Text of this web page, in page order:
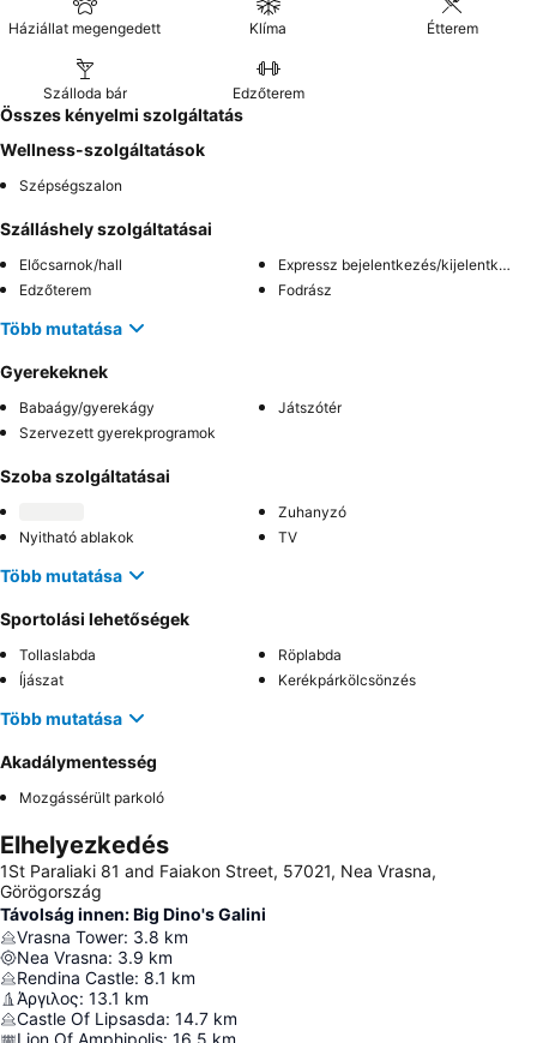
Háziállat megengedett Klíma Étterem
Szálloda bár Edzőterem
Összes kényelmi szolgáltatás
Wellness-szolgáltatások
Szépségszalon
Szálláshely szolgáltatásai
Előcsarnok/hall
Expressz bejelentkezés/kijelentkezés
Edzőterem
Fodrász
Több mutatása
Gyerekeknek
Babaágy/gyerekágy
Játszótér
Szervezett gyerekprogramok
Szoba szolgáltatásai
Zuhanyzó
Nyitható ablakok
TV
Több mutatása
Sportolási lehetőségek
Tollaslabda
Röplabda
Íjászat
Kerékpárkölcsönzés
Több mutatása
Akadálymentesség
Mozgássérült parkoló
Elhelyezkedés
1St Paraliaki 81 and Faiakon Street, 57021, Nea Vrasna,
Görögország
Távolság innen: Big Dino's Galini
Vrasna Tower: 3.8 km
Nea Vrasna: 3.9 km
Rendina Castle: 8.1 km
Άργιλος: 13.1 km
Castle Of Lipsasda: 14.7 km
Lion Of Amphipolis: 16.5 km